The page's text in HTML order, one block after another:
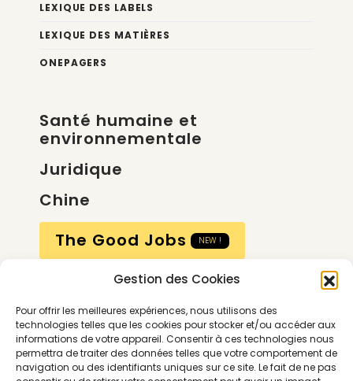
Gestion des Cookies
Pour offrir les meilleures expériences, nous utilisons des
technologies telles que les cookies pour stocker et/ou accéder aux
informations de votre appareil. Consentir à ces technologies nous
permettra de traiter des données telles que votre comportement de
navigation ou des identifiants uniques sur ce site. Le fait de ne pas
LEXIQUE DES LABELS
LEXIQUE DES MATIÈRES
ONEPAGERS
Santé humaine et
environnementale
Juridique
Chine
The Good Jobs
NEW !
Compte
Calendrier
Contactez-nous